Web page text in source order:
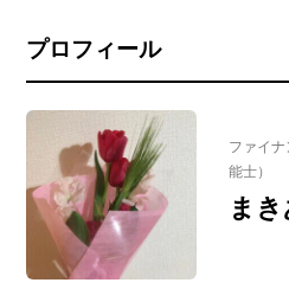
プロフィール
ファイ
能士）
ま